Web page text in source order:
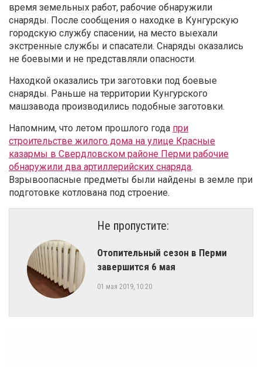
время земельных работ, рабочие обнаружили
снаряды. После сообщения о находке в Кунгурскую
городскую службу спасении, на место выехали
экстренные службы и спасатели. Снаряды оказались
не боевыми и не представляли опасности.
Находкой оказались три заготовки под боевые
снаряды. Раньше на территории Кунгурского
машзавода производились подобные заготовки.
Напомним, что летом прошлого года при
строительстве жилого дома на улице Красные
казармы в Свердловском районе Перми рабочие
обнаружили два артиллерийских снаряда.
Взрывоопасные предметы были найдены в земле при
подготовке котлована под строение.
Не пропустите:
Отопительный сезон в Перми
завершится 6 мая
01 мая 2019, 10:20